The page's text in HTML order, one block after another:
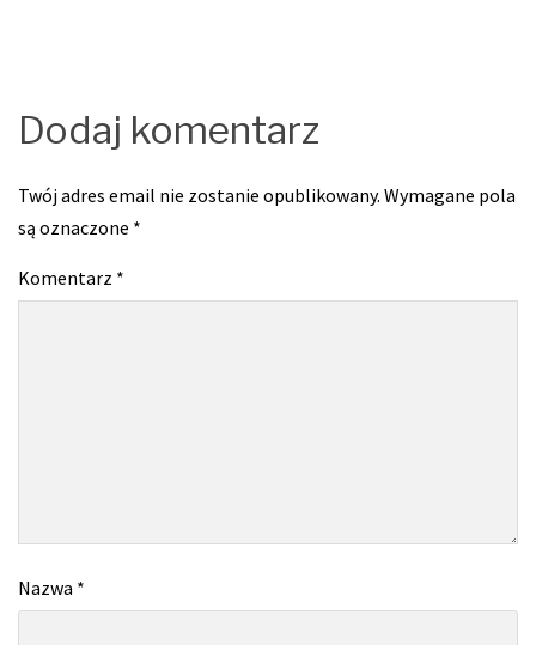
Dodaj komentarz
Twój adres email nie zostanie opublikowany. Wymagane pola
są oznaczone *
Komentarz *
Nazwa *